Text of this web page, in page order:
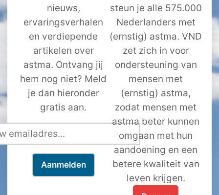
nieuws,
ervaringsverhalen
en verdiepende
artikelen over
astma. Ontvang jij
hem nog niet? Meld
je dan hieronder
gratis aan.
steun je alle 575.000
Nederlanders met
(ernstig) astma. VND
zet zich in voor
ondersteuning van
mensen met
(ernstig) astma,
zodat mensen met
astma beter kunnen
omgaan met hun
aandoening en een
betere kwaliteit van
leven krijgen.